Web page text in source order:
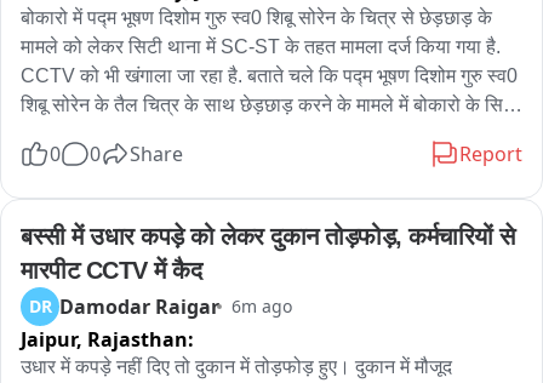
बोकारो में पद्म भूषण दिशोम गुरु स्व0 शिबू सोरेन के चित्र से छेड़छाड़ के
मामले को लेकर सिटी थाना में SC-ST के तहत मामला दर्ज किया गया है.
CCTV को भी खंगाला जा रहा है. बताते चले कि पद्म भूषण दिशोम गुरु स्व0
शिबू सोरेन के तैल चित्र के साथ छेड़छाड़ करने के मामले में बोकारो के सिटी
टाउन हॉल के समीप लगे गुरुजी के तैल चित्र के ऊपर किसी असामाजिक
समर्थकों को इसकी जानकारी मिली तो वे आक्रोशित हो गए. बड़ी संख्या में
गुरुजी के समर्थक तुरन्त मौके पर पहुंचे और दूसरे फोटो को हटाया गया.
इसके बाद सभी सिटी थाना पहुंचे और दोषियों पर कड़ी कार्रवाई की मांग की.
सिटी थाना प्रभारी सुदामा दास ने मामले की गंभीरता को देखते हुए तुरंत मौके
पर पहुंचकर जायजा लिया. पुलिस ने SC-ST एक्ट सहित अन्य गंभीर धाराओं
में मामला दर्ज कर जांच शुरू कर दी है. समर्थकों ने कहा कि दिशोम गुरु का
0 0 Share Report
बस्सी में उधार कपड़े को लेकर दुकान तोड़फोड़, कर्मचारियों से
मारपीट CCTV में कैद
DR Damodar Raigar 6m ago
Jaipur, Rajasthan:
उधार में कपड़े नहीं दिए तो दुकान में तोड़फोड़ हुए। दुकान में मौजूद